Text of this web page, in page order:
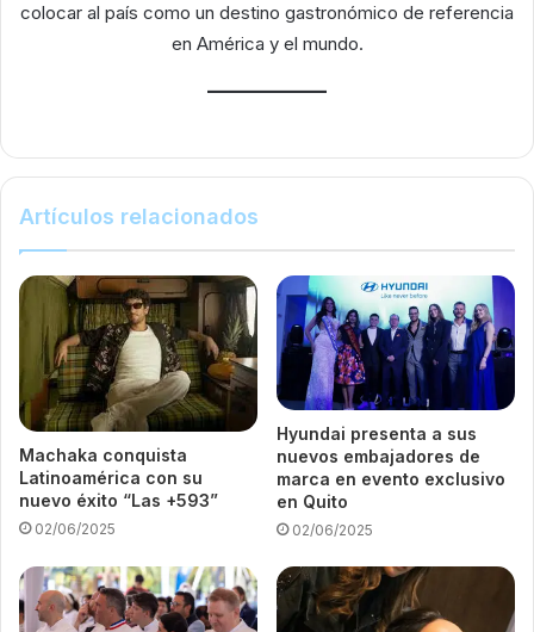
colocar al país como un destino gastronómico de referencia
en América y el mundo.
Artículos relacionados
Machaka conquista
Latinoamérica con su
nuevo éxito “Las +593”
02/06/2025
Hyundai presenta a sus
nuevos embajadores de
marca en evento exclusivo
en Quito
02/06/2025